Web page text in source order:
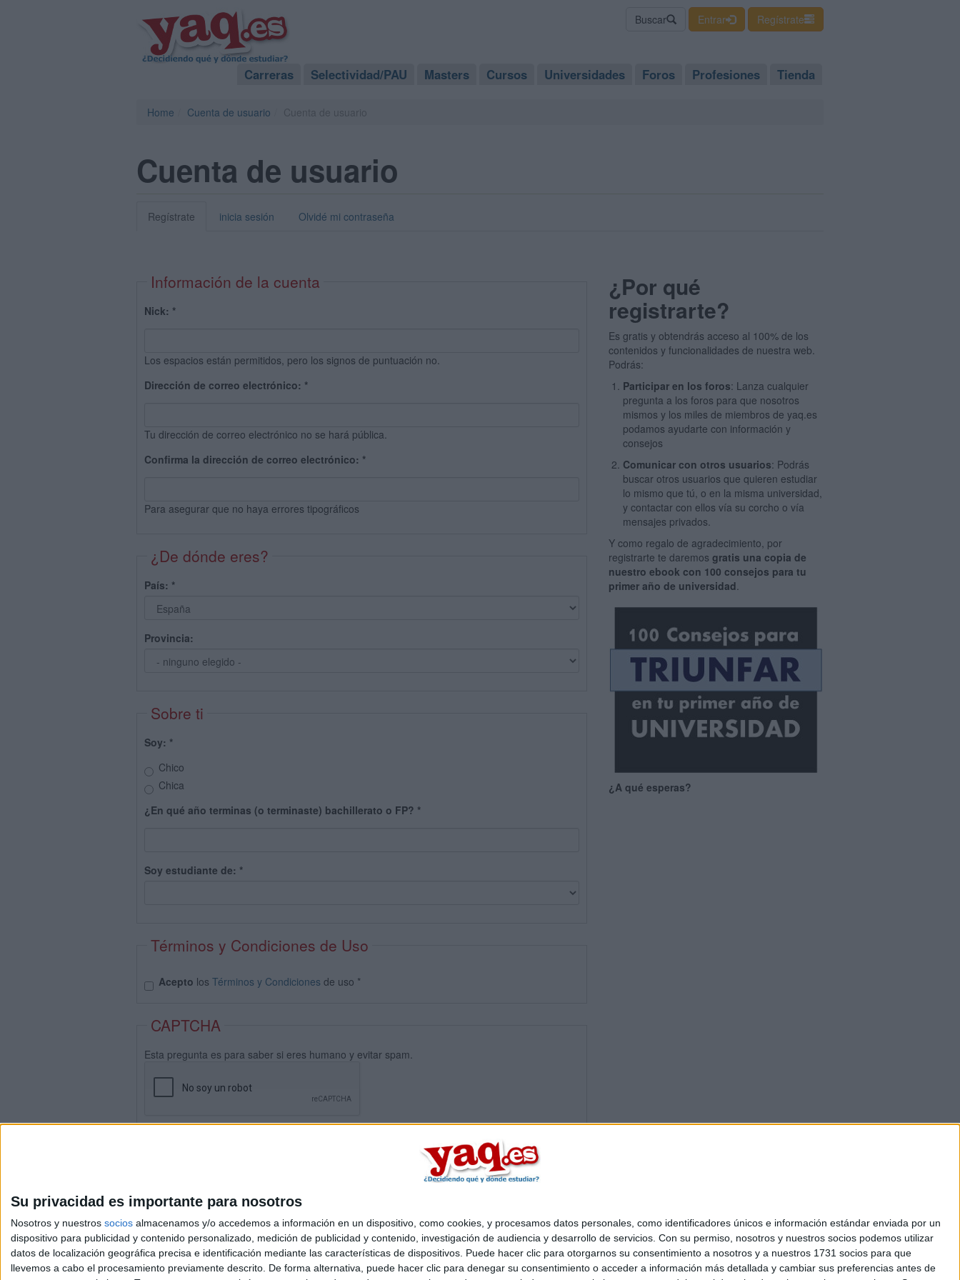
Su privacidad es importante para nosotros
Nosotros y nuestros socios almacenamos y/o accedemos a información en un dispositivo, como cookies, y procesamos datos personales, como identificadores únicos e información estándar enviada por un
dispositivo para publicidad y contenido personalizado, medición de publicidad y contenido, investigación de audiencia y desarrollo de servicios. Con su permiso, nosotros y nuestros socios podemos utilizar
datos de localización geográfica precisa e identificación mediante las características de dispositivos. Puede hacer clic para otorgarnos su consentimiento a nosotros y a nuestros 1731 socios para que
llevemos a cabo el procesamiento previamente descrito. De forma alternativa, puede hacer clic para denegar su consentimiento o acceder a información más detallada y cambiar sus preferencias antes de
Buscar Entrar Regístrate
Carreras Selectividad/PAU Masters Cursos Universidades Foros Profesiones Tienda
Home Cuenta de usuario
Cuenta de usuario
Regístrate inicia sesión Olvidé mi contraseña
Información de la cuenta
Nick: *
Los espacios están permitidos, pero los signos de puntuación no.
Dirección de correo electrónico: *
Tu dirección de correo electrónico no se hará pública.
Confirma la dirección de correo electrónico: *
Para asegurar que no haya errores tipográficos
¿De dónde eres?
País: *
Provincia:
Sobre ti
Soy: *
Chico
Chica
¿En qué año terminas (o terminaste) bachillerato o FP? *
Soy estudiante de: *
Términos y Condiciones de Uso
Acepto los Términos y Condiciones de uso *
CAPTCHA
Esta pregunta es para saber si eres humano y evitar spam.
¿Por qué
registrarte?
Es gratis y obtendrás acceso al 100% de los
contenidos y funcionalidades de nuestra web.
Podrás:
Participar en los foros: Lanza cualquier
pregunta a los foros para que nosotros
mismos y los miles de miembros de yaq.es
podamos ayudarte con información y
consejos
Comunicar con otros usuarios: Podrás
buscar otros usuarios que quieren estudiar
lo mismo que tú, o en la misma universidad,
y contactar con ellos vía su corcho o vía
mensajes privados.
Y como regalo de agradecimiento, por
registrarte te daremosgratis una copia de
nuestro ebook con 100 consejos para tu
primer año de universidad.
¿A qué esperas?
Quiénes somos |Contactar| Anúnciate
Aviso legal|Politica de privacidad|Condiciones generales|Política de cookies